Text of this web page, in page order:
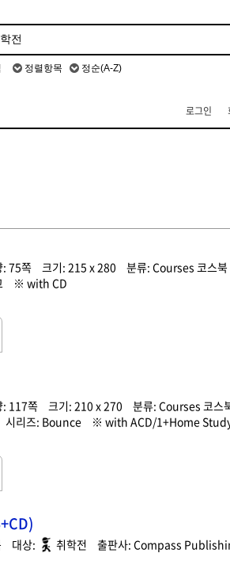
로그인
75 215 x 280 Courses 코스북
with CD
117 210 x 270 Courses 코스
Bounce
with ACD/1+Home
취학전 Compass